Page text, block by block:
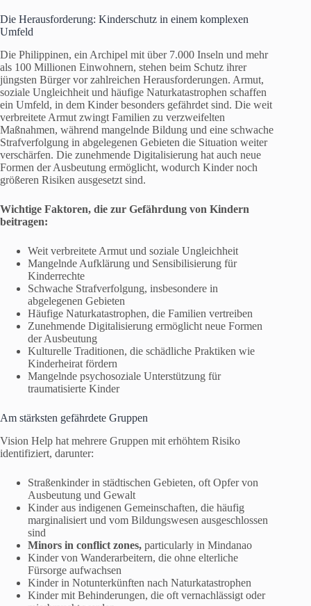
Die Herausforderung: Kinderschutz in einem komplexen
Umfeld
Die Philippinen, ein Archipel mit über 7.000 Inseln und mehr
als 100 Millionen Einwohnern, stehen beim Schutz ihrer
jüngsten Bürger vor zahlreichen Herausforderungen. Armut,
soziale Ungleichheit und häufige Naturkatastrophen schaffen
ein Umfeld, in dem Kinder besonders gefährdet sind. Die weit
verbreitete Armut zwingt Familien zu verzweifelten
Maßnahmen, während mangelnde Bildung und eine schwache
Strafverfolgung in abgelegenen Gebieten die Situation weiter
verschärfen. Die zunehmende Digitalisierung hat auch neue
Formen der Ausbeutung ermöglicht, wodurch Kinder noch
größeren Risiken ausgesetzt sind.
Wichtige Faktoren, die zur Gefährdung von Kindern
beitragen:
Weit verbreitete Armut und soziale Ungleichheit
Mangelnde Aufklärung und Sensibilisierung für
Kinderrechte
Schwache Strafverfolgung, insbesondere in
abgelegenen Gebieten
Häufige Naturkatastrophen, die Familien vertreiben
Zunehmende Digitalisierung ermöglicht neue Formen
der Ausbeutung
Kulturelle Traditionen, die schädliche Praktiken wie
Kinderheirat fördern
Mangelnde psychosoziale Unterstützung für
traumatisierte Kinder
Am stärksten gefährdete Gruppen
Vision Help hat mehrere Gruppen mit erhöhtem Risiko
identifiziert, darunter:
Straßenkinder in städtischen Gebieten, oft Opfer von
Ausbeutung und Gewalt
Kinder aus indigenen Gemeinschaften, die häufig
marginalisiert und vom Bildungswesen ausgeschlossen
sind
Minors in conflict zones, particularly in Mindanao
Kinder von Wanderarbeitern, die ohne elterliche
Fürsorge aufwachsen
Kinder in Notunterkünften nach Naturkatastrophen
Kinder mit Behinderungen, die oft vernachlässigt oder